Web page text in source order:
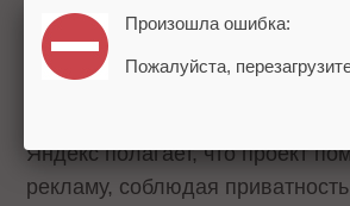
исследовании примут участие
старше 12 лет, проживающие в
населением свыше 100 тысяч
Яндекс полагает, что проект
рекламу, соблюдая приватность
Произошла ошибка:
Пожалуйста,